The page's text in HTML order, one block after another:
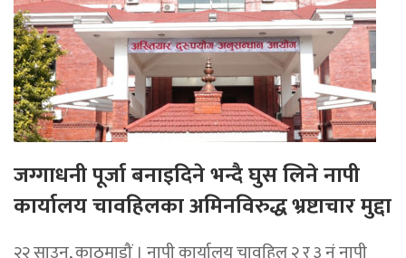
जग्गाधनी पूर्जा बनाइदिने भन्दै घुस लिने नापी
कार्यालय चावहिलका अमिनविरुद्ध भ्रष्टाचार मुद्दा